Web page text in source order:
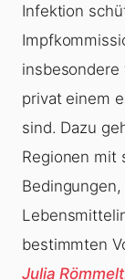
Infektion
privat einem
sind. Dazu
Regionen mit
bestimmten
Julia